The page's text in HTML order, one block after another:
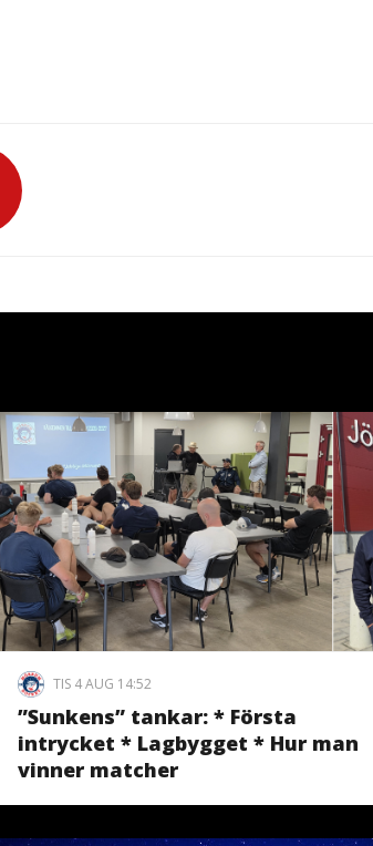
TIS 4 AUG 14:52
”Sunkens” tankar: * Första
intrycket * Lagbygget * Hur man
vinner matcher